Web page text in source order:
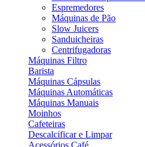
Espremedores
Máquinas de Pão
Slow Juicers
Sanduicheiras
Centrifugadoras
Máquinas Filtro
Barista
Máquinas Cápsulas
Máquinas Automáticas
Máquinas Manuais
Moinhos
Cafeteiras
Descalcificar e Limpar
Acessórios Café